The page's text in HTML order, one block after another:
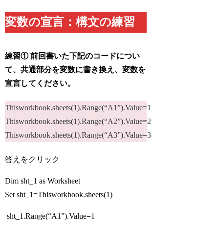
変数の宣言：構文の練習
練習① 前回書いた下記のコードについ
て、共通部分を変数に書き換え、変数を
宣言してください。
Thisworkbook.sheets(1).Range(“A1”).Value=1
Thisworkbook.sheets(1).Range(“A2”).Value=2
Thisworkbook.sheets(1).Range(“A3”).Value=3
答えをクリック
Dimsht_1 asWorksheet
Setsht_1=Thisworkbook.sheets(1)
sht_1.Range(“A1”).Value=1